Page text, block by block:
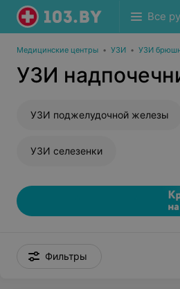
Все
Медицинские центры • УЗИ • УЗИ
УЗИ
УЗИ поджелудочной железы
УЗИ селезенки
Фильтры